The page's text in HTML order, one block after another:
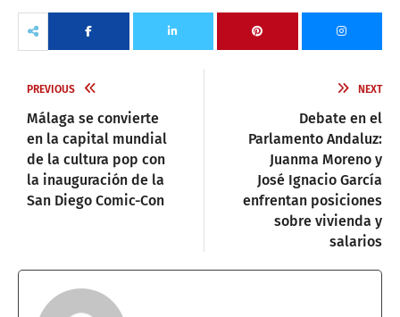
PREVIOUS
Málaga se convierte
en la capital mundial
de la cultura pop con
la inauguración de la
San Diego Comic-Con
NEXT
Debate en el
Parlamento Andaluz:
Juanma Moreno y
José Ignacio García
enfrentan posiciones
sobre vivienda y
salarios